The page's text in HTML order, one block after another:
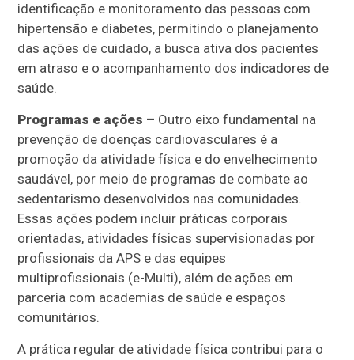
identificação e monitoramento das pessoas com
hipertensão e diabetes, permitindo o planejamento
das ações de cuidado, a busca ativa dos pacientes
em atraso e o acompanhamento dos indicadores de
saúde.
Programas e ações – Outro eixo fundamental na
prevenção de doenças cardiovasculares é a
promoção da atividade física e do envelhecimento
saudável, por meio de programas de combate ao
sedentarismo desenvolvidos nas comunidades.
Essas ações podem incluir práticas corporais
orientadas, atividades físicas supervisionadas por
profissionais da APS e das equipes
multiprofissionais (e-Multi), além de ações em
parceria com academias de saúde e espaços
comunitários.
A prática regular de atividade física contribui para o